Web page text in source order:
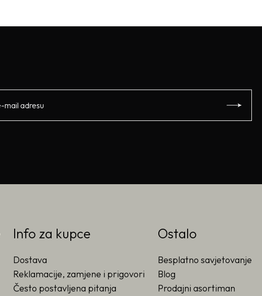
Info za kupce
Dostava
Reklamacije, zamjene i prigovori
Često postavljena pitanja
Ostalo
Besplatno savjetovanje
Blog
Prodajni asortiman